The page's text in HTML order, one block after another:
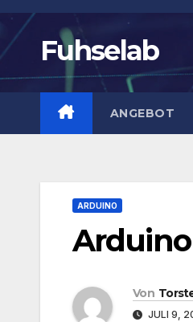
Zum
Inhalt
springenFuhselab
ANGEBOT
ARDUINO
Von
JULI 9,